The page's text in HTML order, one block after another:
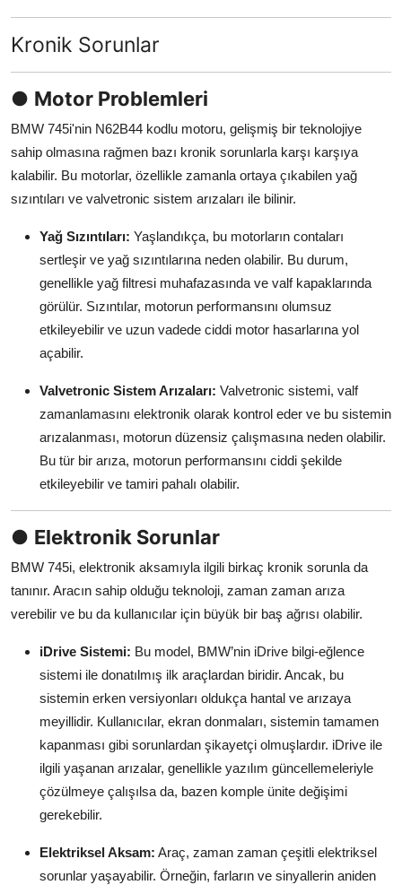
Aydınlatma & Görüş
Şanzıman & Aktarma
Multimedya & Elektronik
Kronik Sorunlar
● Motor Problemleri
BMW 745i'nin N62B44 kodlu motoru, gelişmiş bir teknolojiye
sahip olmasına rağmen bazı kronik sorunlarla karşı karşıya
kalabilir. Bu motorlar, özellikle zamanla ortaya çıkabilen yağ
sızıntıları ve valvetronic sistem arızaları ile bilinir.
Yağ Sızıntıları: Yaşlandıkça, bu motorların contaları
sertleşir ve yağ sızıntılarına neden olabilir. Bu durum,
genellikle yağ filtresi muhafazasında ve valf kapaklarında
görülür. Sızıntılar, motorun performansını olumsuz
etkileyebilir ve uzun vadede ciddi motor hasarlarına yol
açabilir.
Valvetronic Sistem Arızaları: Valvetronic sistemi, valf
zamanlamasını elektronik olarak kontrol eder ve bu sistemin
arızalanması, motorun düzensiz çalışmasına neden olabilir.
Bu tür bir arıza, motorun performansını ciddi şekilde
etkileyebilir ve tamiri pahalı olabilir.
● Elektronik Sorunlar
BMW 745i, elektronik aksamıyla ilgili birkaç kronik sorunla da
tanınır. Aracın sahip olduğu teknoloji, zaman zaman arıza
verebilir ve bu da kullanıcılar için büyük bir baş ağrısı olabilir.
iDrive Sistemi: Bu model, BMW’nin iDrive bilgi-eğlence
sistemi ile donatılmış ilk araçlardan biridir. Ancak, bu
sistemin erken versiyonları oldukça hantal ve arızaya
meyillidir. Kullanıcılar, ekran donmaları, sistemin tamamen
kapanması gibi sorunlardan şikayetçi olmuşlardır. iDrive ile
ilgili yaşanan arızalar, genellikle yazılım güncellemeleriyle
çözülmeye çalışılsa da, bazen komple ünite değişimi
gerekebilir.
Elektriksel Aksam: Araç, zaman zaman çeşitli elektriksel
sorunlar yaşayabilir. Örneğin, farların ve sinyallerin aniden